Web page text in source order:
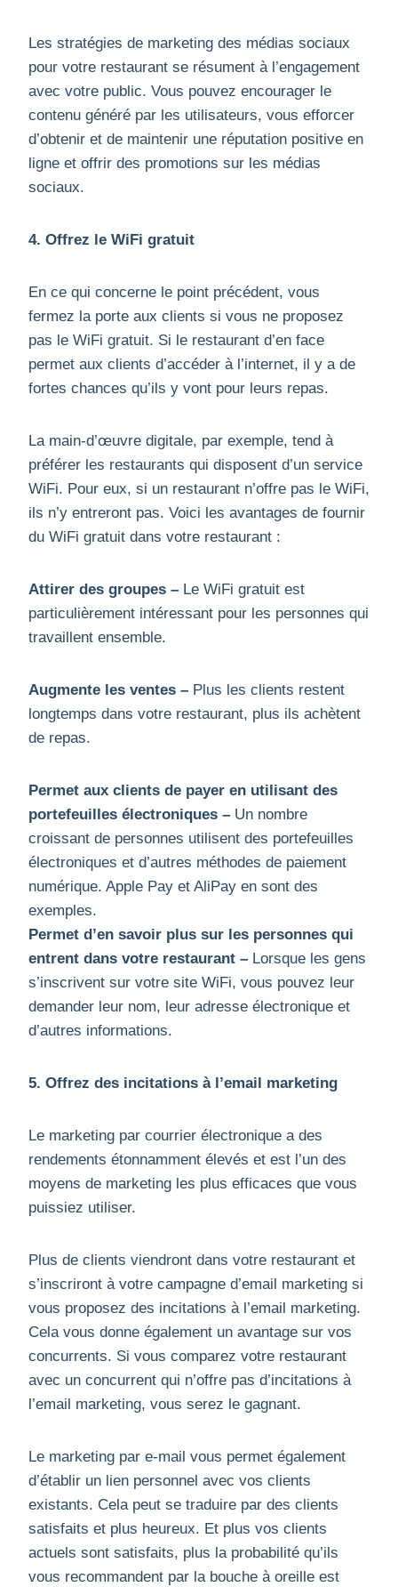
Les stratégies de marketing des médias sociaux
pour votre restaurant se résument à l’engagement
avec votre public. Vous pouvez encourager le
contenu généré par les utilisateurs, vous efforcer
d’obtenir et de maintenir une réputation positive en
ligne et offrir des promotions sur les médias
sociaux.
4. Offrez le WiFi gratuit
En ce qui concerne le point précédent, vous
fermez la porte aux clients si vous ne proposez
pas le WiFi gratuit. Si le restaurant d’en face
permet aux clients d’accéder à l’internet, il y a de
fortes chances qu’ils y vont pour leurs repas.
La main-d’œuvre digitale, par exemple, tend à
préférer les restaurants qui disposent d’un service
WiFi. Pour eux, si un restaurant n’offre pas le WiFi,
ils n’y entreront pas. Voici les avantages de fournir
du WiFi gratuit dans votre restaurant :
Attirer des groupes – Le WiFi gratuit est
particulièrement intéressant pour les personnes qui
travaillent ensemble.
Augmente les ventes – Plus les clients restent
longtemps dans votre restaurant, plus ils achètent
de repas.
Permet aux clients de payer en utilisant des
portefeuilles électroniques – Un nombre
croissant de personnes utilisent des portefeuilles
électroniques et d’autres méthodes de paiement
numérique. Apple Pay et AliPay en sont des
exemples.
Permet d’en savoir plus sur les personnes qui
entrent dans votre restaurant – Lorsque les gens
s’inscrivent sur votre site WiFi, vous pouvez leur
demander leur nom, leur adresse électronique et
d’autres informations.
5. Offrez des incitations à l’email marketing
Le marketing par courrier électronique a des
rendements étonnamment élevés et est l’un des
moyens de marketing les plus efficaces que vous
puissiez utiliser.
Plus de clients viendront dans votre restaurant et
s’inscriront à votre campagne d’email marketing si
vous proposez des incitations à l’email marketing.
Cela vous donne également un avantage sur vos
concurrents. Si vous comparez votre restaurant
avec un concurrent qui n’offre pas d’incitations à
l’email marketing, vous serez le gagnant.
Le marketing par e-mail vous permet également
d’établir un lien personnel avec vos clients
existants. Cela peut se traduire par des clients
satisfaits et plus heureux. Et plus vos clients
actuels sont satisfaits, plus la probabilité qu’ils
vous recommandent par la bouche à oreille est